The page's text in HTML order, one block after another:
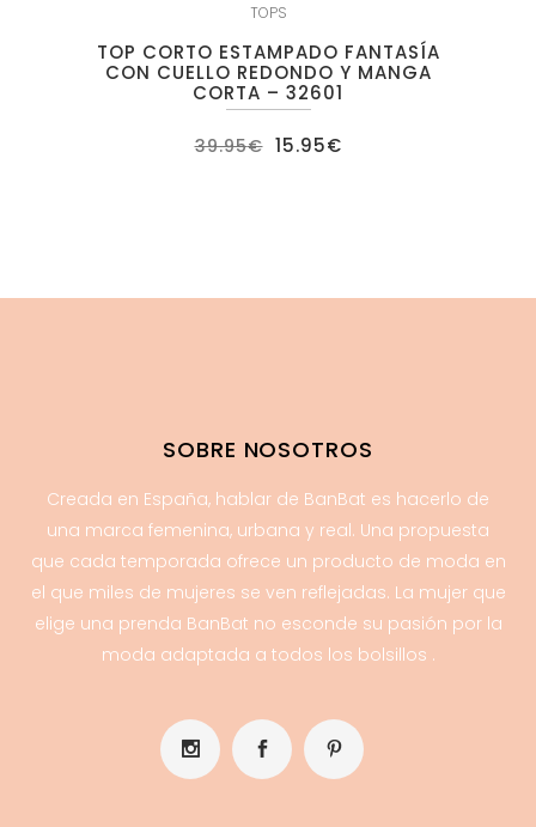
TOPS
TOP CORTO ESTAMPADO FANTASÍA
CON CUELLO REDONDO Y MANGA
CORTA – 32601
39.95€ El
precio
15.95€El
SOBRE NOSOTROS
Creada en España, hablar de BanBat es hacerlo de
una marca femenina, urbana y real. Una propuesta
que cada temporada ofrece un producto de moda en
el que miles de mujeres se ven reflejadas. La mujer que
elige una prenda BanBat no esconde su pasión por la
moda adaptada a todos los bolsillos .